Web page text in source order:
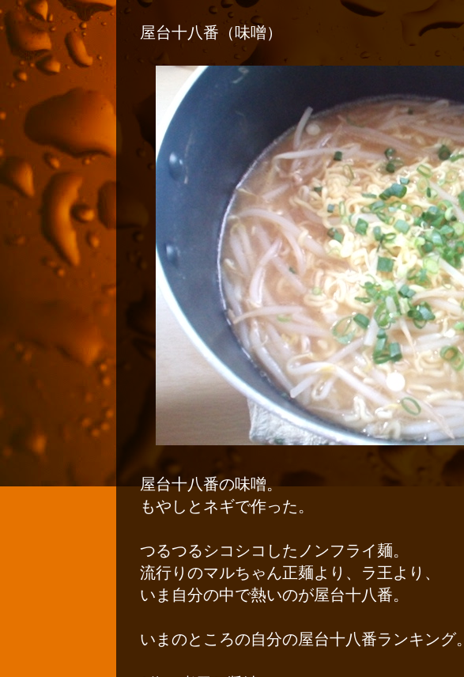
屋台十八番（味噌）
屋台十八番の味噌。
もやしとネギで作った。
つるつるシコシコしたノンフライ麺。
流行りのマルちゃん正麺より、ラ王より、
いま自分の中で熱いのが屋台十八番。
いまのところの自分の屋台十八番ランキング。